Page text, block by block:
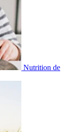
Nutrition de